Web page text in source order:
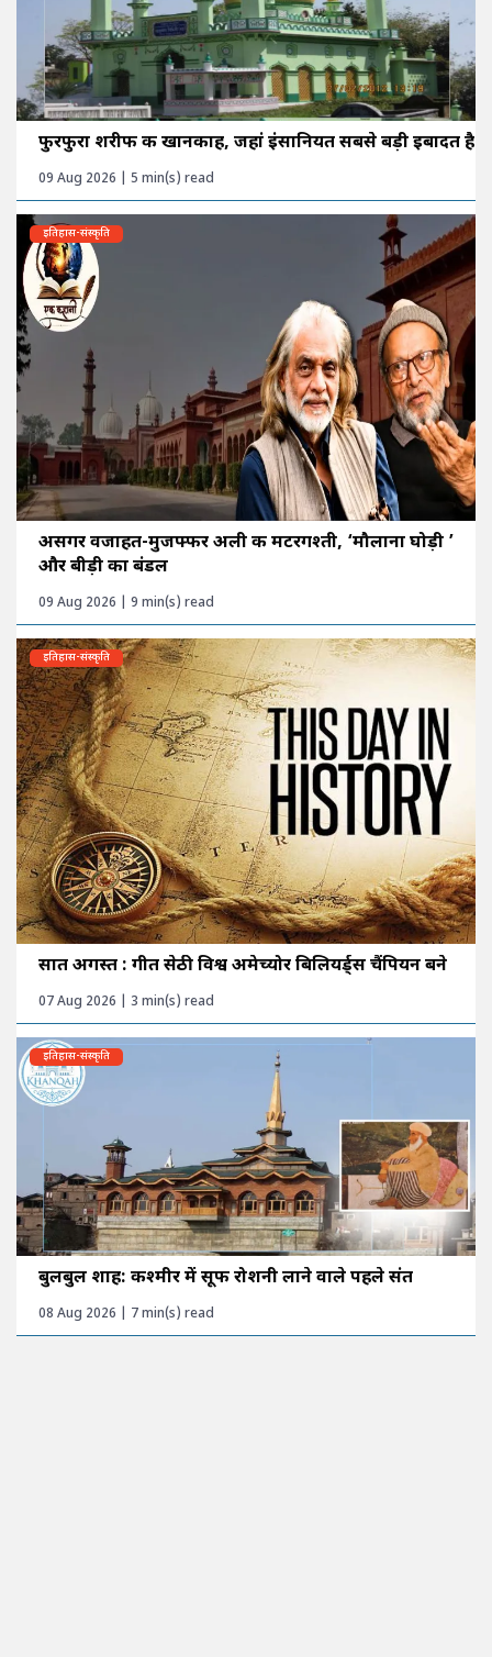
फुरफुरा शरीफ की खानकाह, जहां इंसानियत सबसे बड़ी इबादत है
09 Aug 2026 | 5 min(s) read
इतिहास-संस्कृति
असगर वजाहत-मुजफ्फर अली की मटरगश्ती, ‘मौलाना घोड़ी ’
और बीड़ी का बंडल
09 Aug 2026 | 9 min(s) read
इतिहास-संस्कृति
सात अगस्त : गीत सेठी विश्व अमेच्योर बिलियर्ड्स चैंपियन बने
07 Aug 2026 | 3 min(s) read
इतिहास-संस्कृति
बुलबुल शाह: कश्मीर में सूफी रोशनी लाने वाले पहले संत
08 Aug 2026 | 7 min(s) read